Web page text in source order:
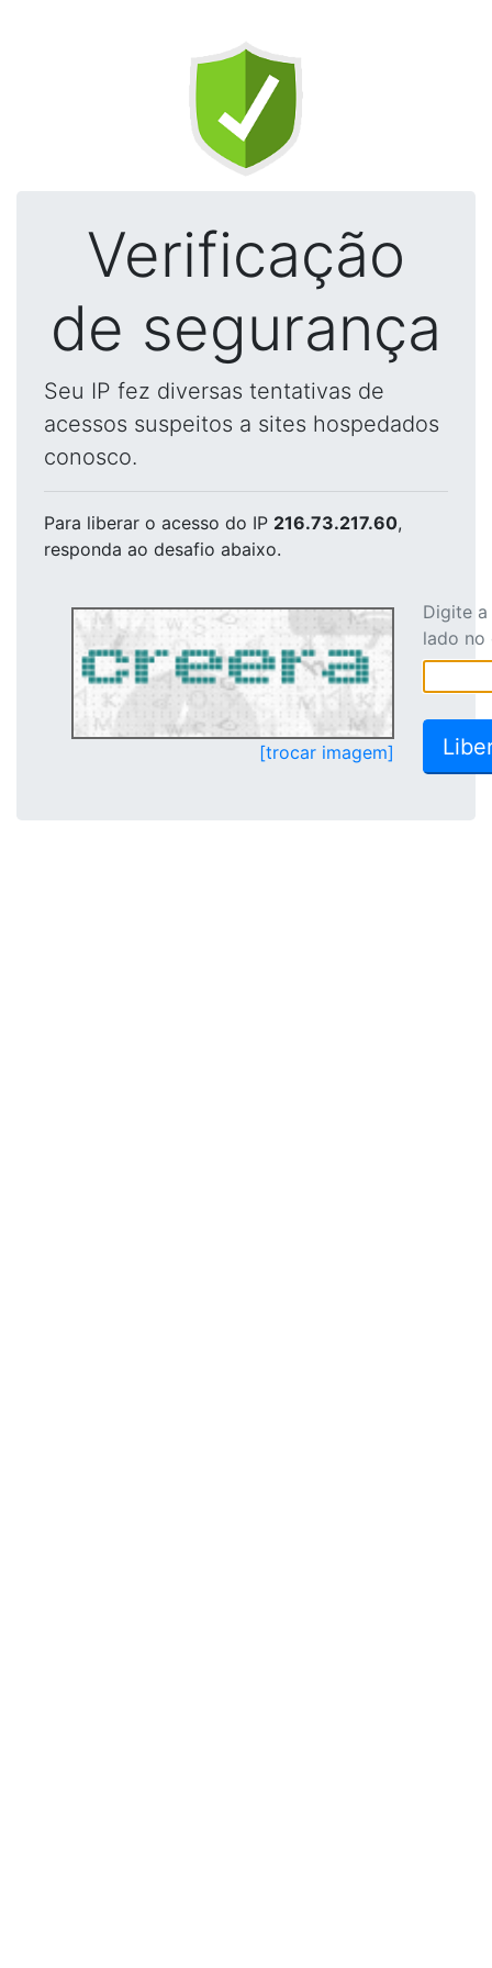
Verificação
de segurança
Seu IP fez diversas tentativas de
acessos suspeitos a sites hospedados
conosco.
Para liberar o acesso do IP 216.73.217.60,
responda ao desafio abaixo.
[trocar imagem]
Digite
lado no